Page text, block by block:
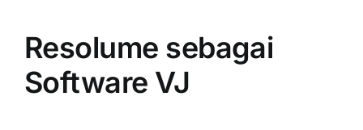
Resolume sebagai
Software VJ